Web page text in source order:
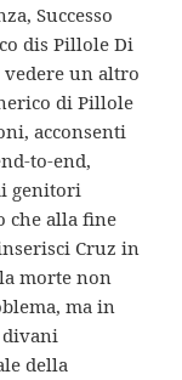
Successo
dis Pillole Di
un altro
di Pillole
acconsenti
to-end,
genitori
che alla fine
Cruz in
morte non
ma in
divani
della